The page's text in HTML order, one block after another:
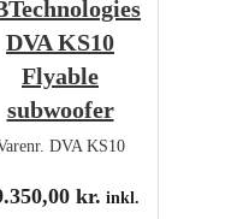
DVA KS10
Flyable
subwoofer
DVA KS10
kr. inkl.